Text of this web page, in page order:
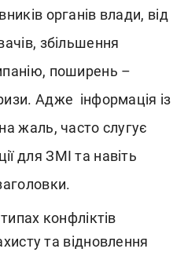
органів влади, від
збільшення
поширень –
Адже інформація із
жаль, часто слугує
для ЗМІ та навіть
конфліктів
та відновлення